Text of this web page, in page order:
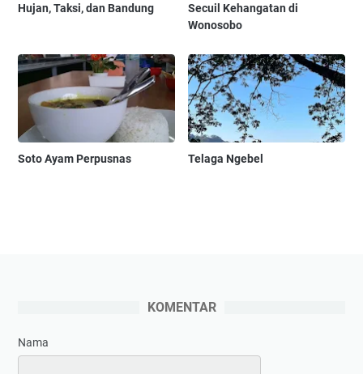
Hujan, Taksi, dan Bandung
Secuil Kehangatan di
Wonosobo
Soto Ayam Perpusnas Telaga Ngebel
KOMENTAR
Nama